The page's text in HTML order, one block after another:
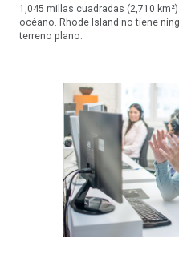
1,045 millas cuadradas (2,710
océano. Rhode Island no tiene
terreno plano.